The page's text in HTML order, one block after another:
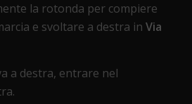
la rotonda per compiere
e svoltare a destra in Via
a destra, entrare nel